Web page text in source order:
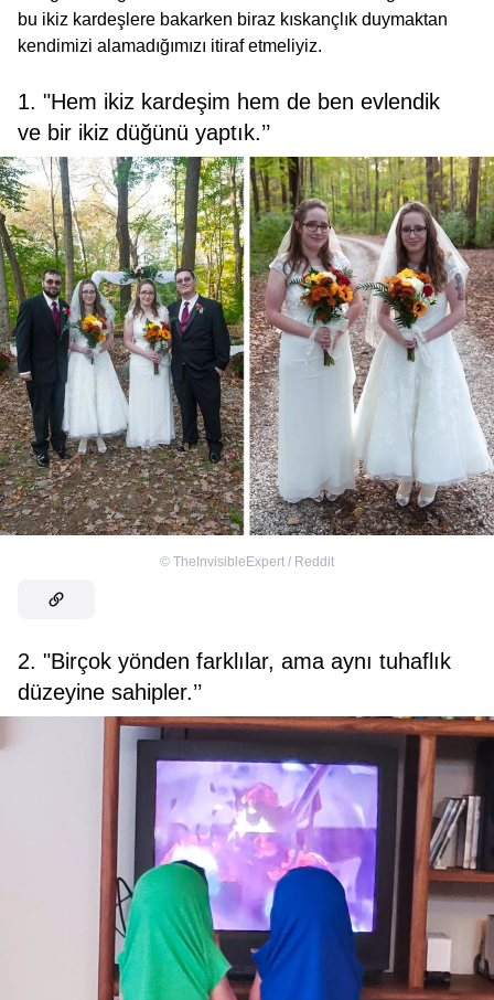
bu ikiz kardeşlere bakarken biraz kıskançlık duymaktan
kendimizi alamadığımızı itiraf etmeliyiz.
1. "Hem ikiz kardeşim hem de ben evlendik
ve bir ikiz düğünü yaptık.’’
© TheInvisibleExpert / Reddit
2. "Birçok yönden farklılar, ama aynı tuhaflık
düzeyine sahipler.’’